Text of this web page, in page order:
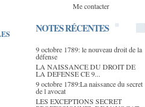
Me contacter
NOTES RÉCENTES
9 octobre 1789: le nouveau droit de la
défense
LA NAISSANCE DU DROIT DE
LA DEFENSE CE 9...
9 octobre 1789:La naissance du secret
de l avocat
LES EXCEPTIONS SECRET